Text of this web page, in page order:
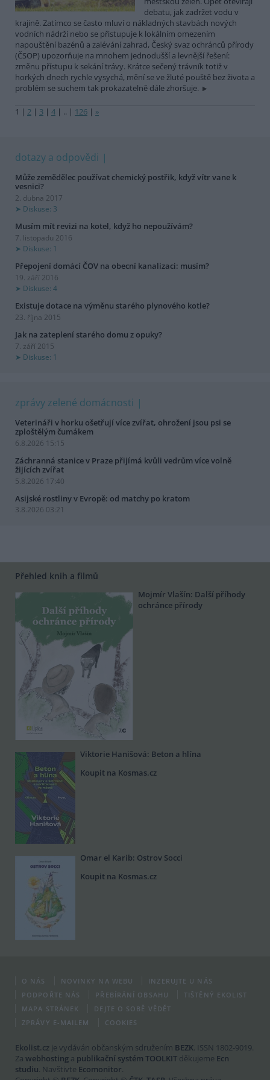
debatu, jak zadržet vodu v
krajině. Zatímco se často mluví o nákladných stavbách nových
vodních nádrží nebo se přistupuje k lokálním omezením
napouštění bazénů a zalévání zahrad, Český svaz ochránců přírody
(ČSOP) upozorňuje na mnohem jednodušší a levnější řešení:
změnu přístupu k sekání trávy. Krátce sečený trávník totiž v
horkých dnech rychle vysychá, mění se ve žluté pouště bez života a
problém se suchem tak prokazatelně dále zhoršuje.
1 | 2 | 3 | 4 | .. | 126 | »
dotazy a odpovědi
Může zemědělec používat chemický postřik, když vítr vane k
vesnici?
2. dubna 2017
Diskuse: 3
Musím mít revizi na kotel, když ho nepoužívám?
7. listopadu 2016
Diskuse: 1
Přepojení domácí ČOV na obecní kanalizaci: musím?
19. září 2016
Diskuse: 4
Existuje dotace na výměnu starého plynového kotle?
23. října 2015
Jak na zateplení starého domu z opuky?
7. září 2015
Diskuse: 1
zprávy zelené domácnosti
Veterináři v horku ošetřují více zvířat, ohrožení jsou psi se
zploštělým čumákem
6.8.2026 15:15
Záchranná stanice v Praze přijímá kvůli vedrům více volně
žijících zvířat
5.8.2026 17:40
Asijské rostliny v Evropě: od matchy po kratom
3.8.2026 03:21
Přehled knih a filmů
Mojmír Vlašín: Další příhody
ochránce přírody
Viktorie Hanišová: Beton a hlína
Koupit na Kosmas.cz
Omar el Karib: Ostrov Socci
Koupit na Kosmas.cz
O NÁS NOVINKY NA WEBU
INZERUJTE U NÁS
PODPOŘTE NÁS
PŘEBÍRÁNÍ OBSAHU
TIŠTĚNÝ EKOLIST
MAPA STRÁNEK
DEJTE O SOBĚ VĚDĚT
ZPRÁVY E-MAILEM
COOKIES
Ekolist.cz je vydáván občanským sdružením BEZK. ISSN 1802-9019.
Za webhosting a publikační systém TOOLKIT děkujeme Ecn
studiu. Navštivte Ecomonitor.